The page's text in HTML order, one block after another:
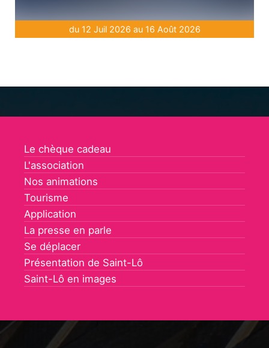
du 12 Juil 2026 au 16 Août 2026
Le chèque cadeau
L'association
Nos animations
Tourisme
Application
La presse en parle
Se déplacer
Présentation de Saint-Lô
Saint-Lô en images